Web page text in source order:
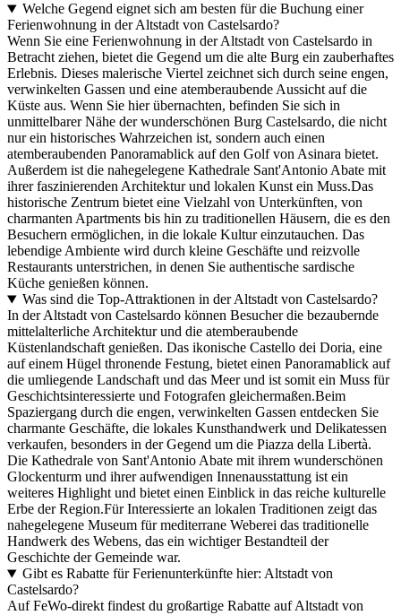
Welche Gegend eignet sich am besten für die Buchung einer
Ferienwohnung in der Altstadt von Castelsardo?
Wenn Sie eine Ferienwohnung in der Altstadt von Castelsardo in
Betracht ziehen, bietet die Gegend um die alte Burg ein zauberhaftes
Erlebnis. Dieses malerische Viertel zeichnet sich durch seine engen,
verwinkelten Gassen und eine atemberaubende Aussicht auf die
Küste aus. Wenn Sie hier übernachten, befinden Sie sich in
unmittelbarer Nähe der wunderschönen Burg Castelsardo, die nicht
nur ein historisches Wahrzeichen ist, sondern auch einen
atemberaubenden Panoramablick auf den Golf von Asinara bietet.
Außerdem ist die nahegelegene Kathedrale Sant'Antonio Abate mit
ihrer faszinierenden Architektur und lokalen Kunst ein Muss.Das
historische Zentrum bietet eine Vielzahl von Unterkünften, von
charmanten Apartments bis hin zu traditionellen Häusern, die es den
Besuchern ermöglichen, in die lokale Kultur einzutauchen. Das
lebendige Ambiente wird durch kleine Geschäfte und reizvolle
Restaurants unterstrichen, in denen Sie authentische sardische
Küche genießen können.
Was sind die Top-Attraktionen in der Altstadt von Castelsardo?
In der Altstadt von Castelsardo können Besucher die bezaubernde
mittelalterliche Architektur und die atemberaubende
Küstenlandschaft genießen. Das ikonische Castello dei Doria, eine
auf einem Hügel thronende Festung, bietet einen Panoramablick auf
die umliegende Landschaft und das Meer und ist somit ein Muss für
Geschichtsinteressierte und Fotografen gleichermaßen.Beim
Spaziergang durch die engen, verwinkelten Gassen entdecken Sie
charmante Geschäfte, die lokales Kunsthandwerk und Delikatessen
verkaufen, besonders in der Gegend um die Piazza della Libertà.
Die Kathedrale von Sant'Antonio Abate mit ihrem wunderschönen
Glockenturm und ihrer aufwendigen Innenausstattung ist ein
weiteres Highlight und bietet einen Einblick in das reiche kulturelle
Erbe der Region.Für Interessierte an lokalen Traditionen zeigt das
nahegelegene Museum für mediterrane Weberei das traditionelle
Handwerk des Webens, das ein wichtiger Bestandteil der
Geschichte der Gemeinde war.
Gibt es Rabatte für Ferienunterkünfte hier: Altstadt von
Castelsardo?
Auf FeWo-direkt findest du großartige Rabatte auf Altstadt von